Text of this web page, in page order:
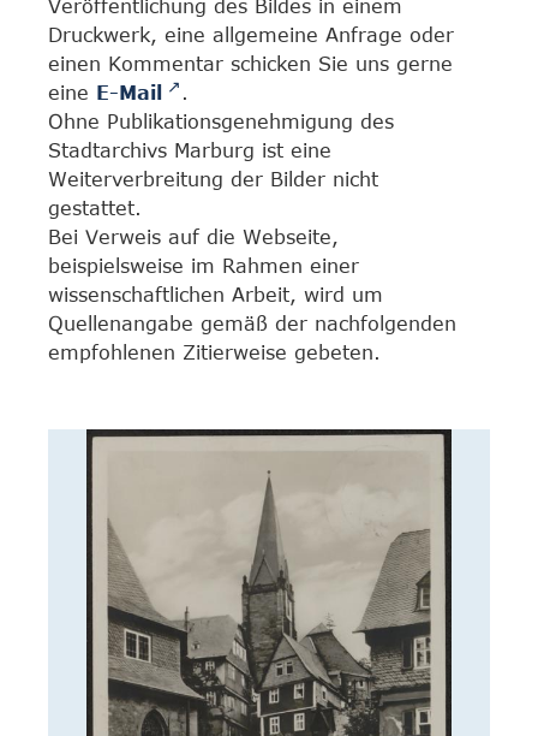
Veröffentlichung des Bildes in einem
Druckwerk, eine allgemeine Anfrage oder
einen Kommentar schicken Sie uns gerne
eine E-Mail
.
Ohne Publikationsgenehmigung des
Stadtarchivs Marburg ist eine
Weiterverbreitung der Bilder nicht
gestattet.
Bei Verweis auf die Webseite,
beispielsweise im Rahmen einer
wissenschaftlichen Arbeit, wird um
Quellenangabe gemäß der nachfolgenden
empfohlenen Zitierweise gebeten.